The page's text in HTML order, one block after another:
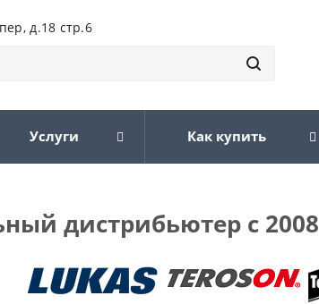
д.18 стр.6
Услуги Как купить
дистрибьютер с 2008